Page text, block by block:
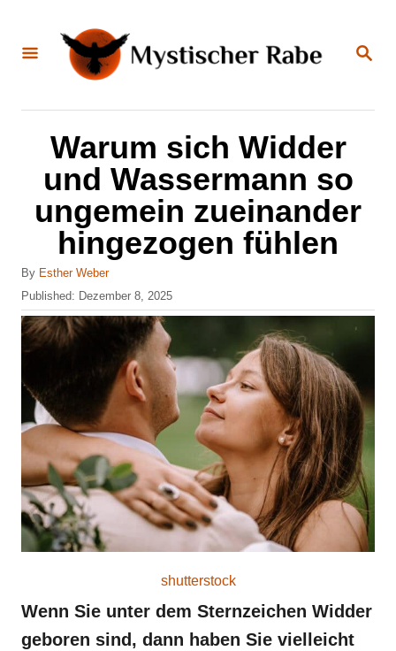
S
E
Warum sich Widder
und Wassermann so
ungemein zueinander
hingezogen fühlen
By A
u
t
h
o
Esther Weber
P
o
s
d
n
Published: Dezember 8, 2025
shutterstock
Wenn Sie unter dem Sternzeichen Widder
geboren sind, dann haben Sie vielleicht